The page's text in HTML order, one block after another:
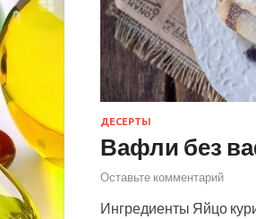
ДЕСЕРТЫ
Вафли без
Оставьте комментарий
Ингредиенты Яйцо